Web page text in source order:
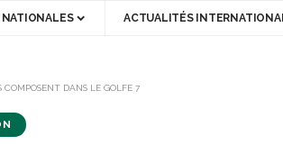
ACTUALITÉS
COMPOSENT DANS LE GOLFE 7